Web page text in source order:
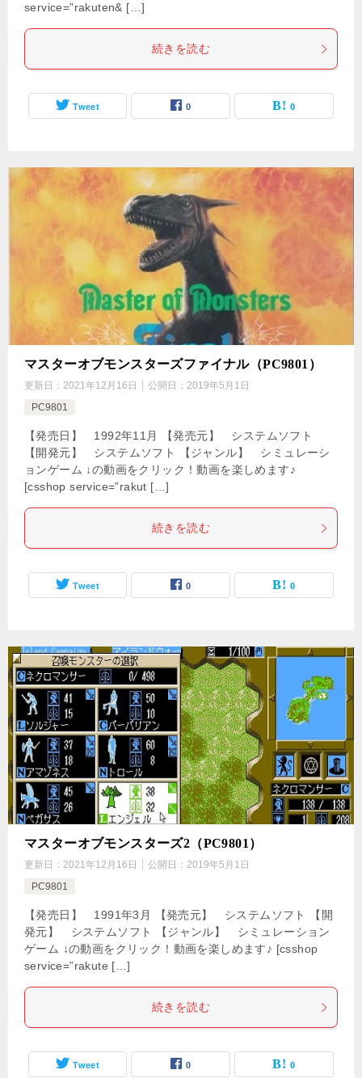
service=”rakuten& […]
続きを読む
Tweet 0 0
マスターオブモンスターズファイナル（PC9801）
更新日： 2021年12月16日 公開日： 2019年5月1日
PC9801
【発売日】 1992年11月 【発売元】 システムソフト
【開発元】 システムソフト 【ジャンル】 シミュレーシ
ョンゲーム ↓の動画をクリック！動画を楽しめます♪
[csshop service=”rakut […]
続きを読む
Tweet 0 0
マスターオブモンスターズ2（PC9801）
更新日： 2021年12月16日 公開日： 2019年5月1日
PC9801
【発売日】 1991年3月 【発売元】 システムソフト 【開
発元】 システムソフト 【ジャンル】 シミュレーション
ゲーム ↓の動画をクリック！動画を楽しめます♪ [csshop
service=”rakute […]
続きを読む
Tweet 0 0